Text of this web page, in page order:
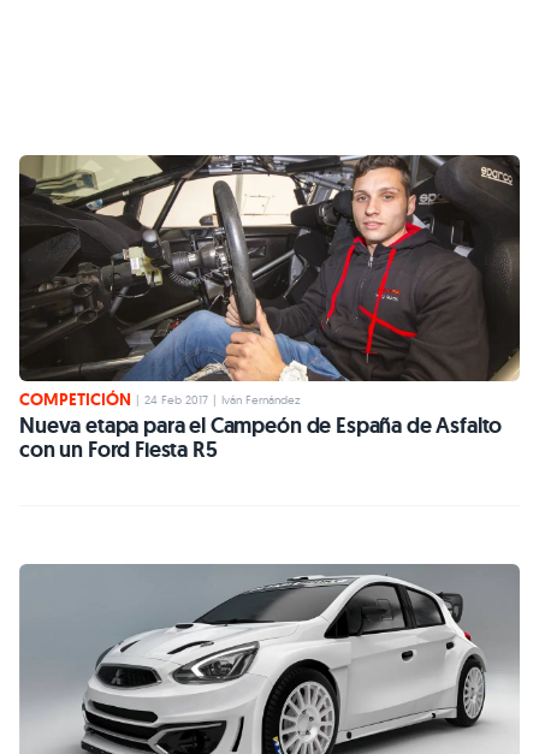
COMPETICIÓN | 24 Feb 2017 | Iván Fernández
Nueva etapa para el Campeón de España de Asfalto
con un Ford Fiesta R5